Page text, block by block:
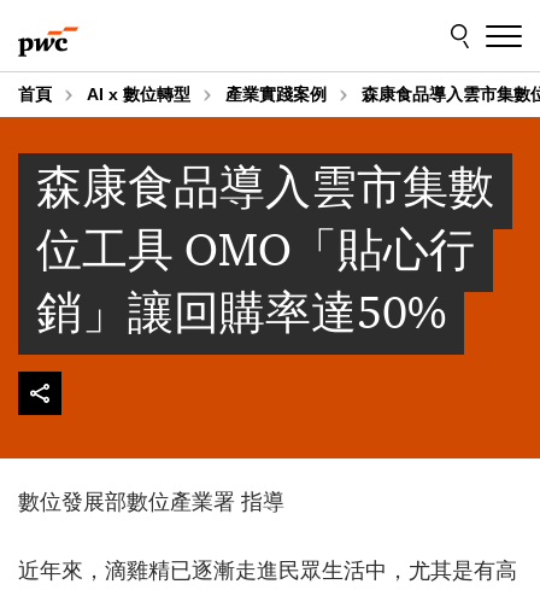
to
content
to
footer
首頁 AI x 數位轉型 產業實踐案例 森康食品導入雲市集數
森康食品導入雲市集數
位工具 OMO「貼心行
銷」讓回購率達50%
數位發展部數位產業署 指導
近年來，滴雞精已逐漸走進民眾生活中，尤其是有高